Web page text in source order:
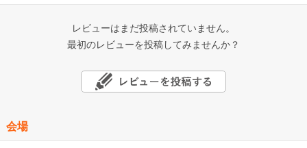
レビューはまだ投稿されていません。
最初のレビューを投稿してみませんか？
会場